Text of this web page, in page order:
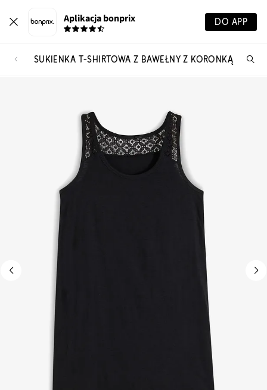
Aplikacja bonprix DO APP
SUKIENKA T-SHIRTOWA Z BAWEŁNY Z KORONKĄ